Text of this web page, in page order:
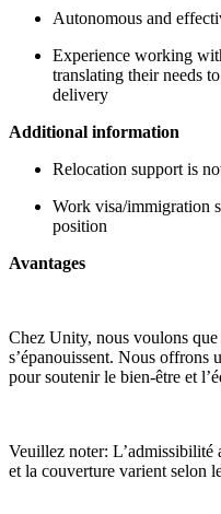
Autonomous and
Experience working
translating their needs
delivery
Additional information
Relocation support is
Work visa/immigration
position
Avantages
Chez Unity, nous voulons que
s’épanouissent. Nous offrons
pour soutenir le bien-être et
Veuillez noter: L’admissibilité
et la couverture varient selon